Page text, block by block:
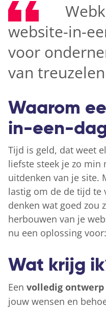
website-in-
voor
van
Waarom
in-een-
Tijd is geld, dat weet
liefste steek je zo
uitdenken van je site.
lastig om de de tijd te
denken wat goed zou
herbouwen van je
nu een oplossing voor:
Wat krijg
Een volledig
jouw wensen en